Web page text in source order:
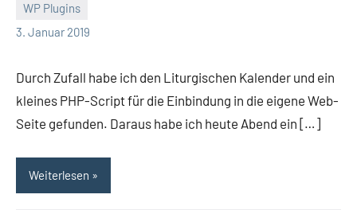
WP Plugins
3. Januar 2019
Thomas
Durch Zufall habe ich den Liturgischen Kalender und ein
kleines PHP-Script für die Einbindung in die eigene Web-
Seite gefunden. Daraus habe ich heute Abend ein […]
Weiterlesen